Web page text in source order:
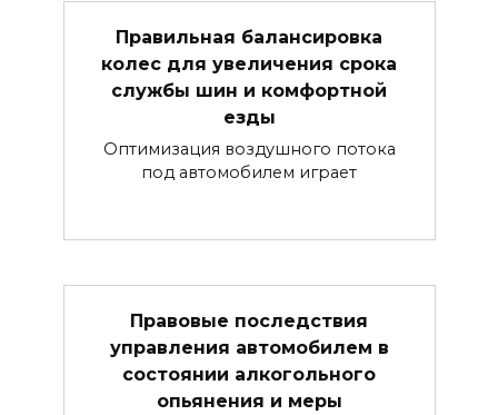
Правильная балансировка
колес для увеличения срока
службы шин и комфортной
езды
Оптимизация воздушного потока
под автомобилем играет
Правовые последствия
управления автомобилем в
состоянии алкогольного
опьянения и меры